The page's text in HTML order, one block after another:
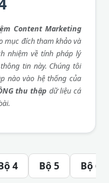
Content Marketing
mục đích tham khảo và
nhiệm về tính pháp lý
tin này. Chúng tôi
nào vào hệ thống của
thu thập dữ liệu cá
4 Bộ 5 Bộ 6